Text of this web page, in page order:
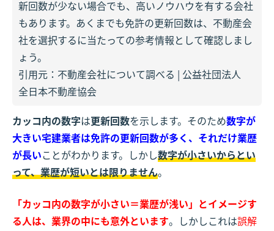
新回数が少ない場合でも、高いノウハウを有する会社
もあります。あくまでも免許の更新回数は、不動産会
社を選択するに当たっての参考情報として確認しまし
ょう。
引用元： 不動産会社について調べる | 公益社団法人
全日本不動産協会
カッコ内の数字は更新回数を示します。そのため数字が
大きい宅建業者は免許の更新回数が多く、それだけ業歴
が長いことがわかります。しかし数字が小さいからとい
って、業歴が短いとは限りません。
「カッコ内の数字が小さい＝業歴が浅い」とイメージす
る人は、業界の中にも意外といます。しかしこれは誤解